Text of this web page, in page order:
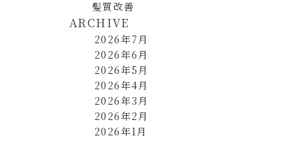
髪質改善
ARCHIVE
2026年7月
2026年6月
2026年5月
2026年4月
2026年3月
2026年2月
2026年1月